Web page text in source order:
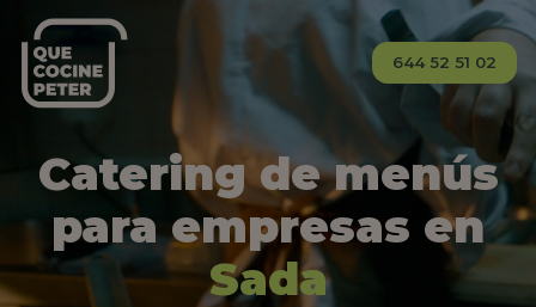
644 52 51 02
Catering de menús
para empresas en
Sada